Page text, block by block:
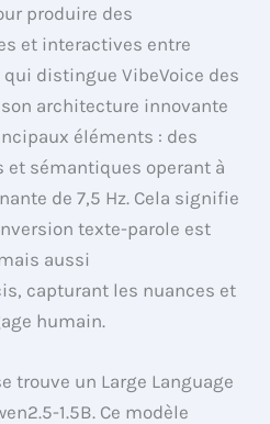
produire des
et interactives entre
distingue VibeVoice des
architecture innovante
éléments : des
sémantiques operant à
de 7,5 Hz. Cela signifie
texte-parole est
aussi
capturant les nuances et
humain.
trouve un Large Language
1.5B. Ce modèle